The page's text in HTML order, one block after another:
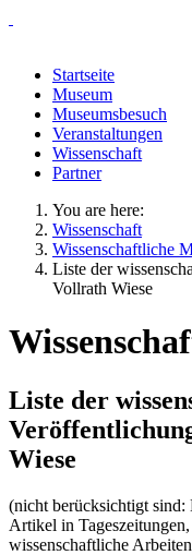
Startseite
Museum
Museumsbesuch
Veranstaltungen
Wissenschaft
Partner
You are here:
Wissenschaft
Wissenschaftliche
Liste der
Vollrath Wiese
Liste der
Wiese
(nicht berücksichtigt sind:
Artikel in
wissenschaftliche